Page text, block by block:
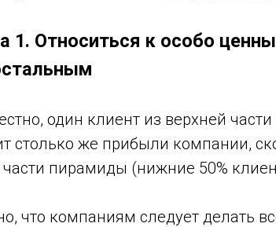
1. Относиться к особо
один клиент из верхней
столько же прибыли компании,
пирамиды (нижние 50%
что компаниям следует делать